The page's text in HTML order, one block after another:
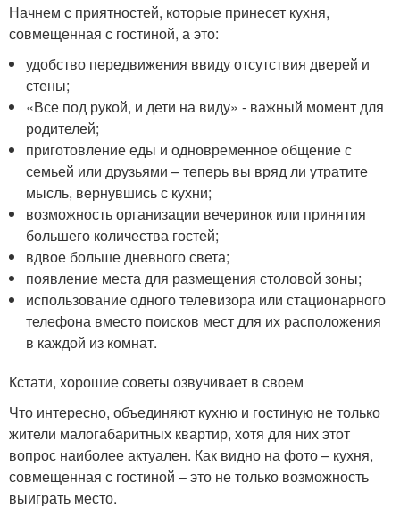
Начнем с приятностей, которые принесет кухня,
совмещенная с гостиной, а это:
удобство передвижения ввиду отсутствия дверей и
стены;
«Все под рукой, и дети на виду» - важный момент для
родителей;
приготовление еды и одновременное общение с
семьей или друзьями – теперь вы вряд ли утратите
мысль, вернувшись с кухни;
возможность организации вечеринок или принятия
большего количества гостей;
вдвое больше дневного света;
появление места для размещения столовой зоны;
использование одного телевизора или стационарного
телефона вместо поисков мест для их расположения
в каждой из комнат.
Кстати, хорошие советы озвучивает в своем
Что интересно, объединяют кухню и гостиную не только
жители малогабаритных квартир, хотя для них этот
вопрос наиболее актуален. Как видно на фото – кухня,
совмещенная с гостиной – это не только возможность
выиграть место.